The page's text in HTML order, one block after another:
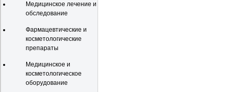
Медицинское лечение и
обследование
Фармацевтические и
косметологические
препараты
Медицинское и
косметологическое
оборудование